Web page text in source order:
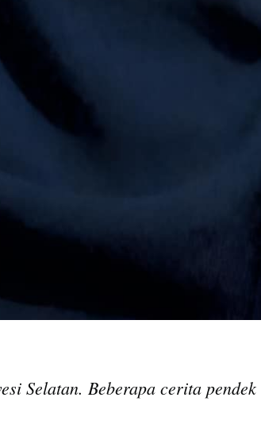
Selatan. Beberapa cerita